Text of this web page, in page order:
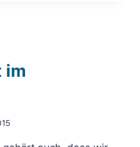
im